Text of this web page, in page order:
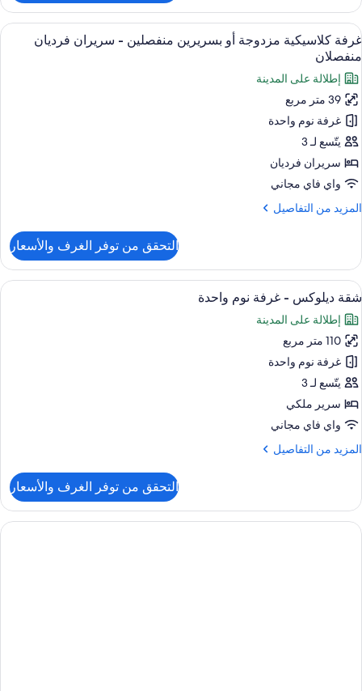
غرفة
كلاسيكية
مزدوجة
بسريرين
منفصلين
سرير
ملكي
استعراض
جميع
صور
غرفة
كلاسيكية
مزدوجة
أو
بسريرين
منفصلين
-
سريران
ميني بار وخزنة داخل الغرفة ومكتب
5
غرفة كلاسيكية مزدوجة أو بسريرين منفصلين - سريران فرديان
منفصلان
إطلالة على المدينة
39 متر مربع
غرفة نوم واحدة
يتّسع لـ 3
سريران فرديان
واي فاي مجاني
المزيد من التفاصيل
المزيد
غرفة
كلاسيكية
مزدوجة
بسريرين
منفصلين
سريران
فرديان
منفصلان
التحقق من توفر الغرف والأسعار
استعراض
جميع
صور
شقة
ديلوكس
-
غرفة
نوم
واحدة
ميني بار وخزنة داخل الغرفة ومكتب
9
شقة ديلوكس - غرفة نوم واحدة
إطلالة على المدينة
110 متر مربع
غرفة نوم واحدة
يتّسع لـ 3
سرير ملكي
واي فاي مجاني
المزيد من التفاصيل
المزيد
شقة
ديلوكس
-
التحقق من توفر الغرف والأسعار